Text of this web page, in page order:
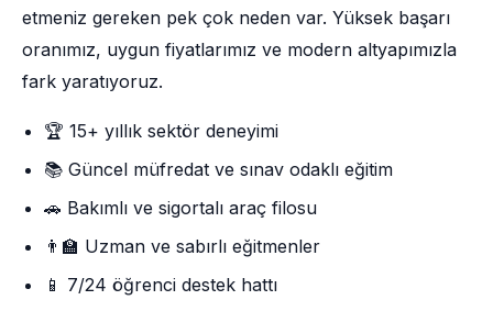
etmeniz gereken pek çok neden var. Yüksek başarı
oranımız, uygun fiyatlarımız ve modern altyapımızla
fark yaratıyoruz.
🏆 15+ yıllık sektör deneyimi
📚 Güncel müfredat ve sınav odaklı eğitim
🚗 Bakımlı ve sigortalı araç filosu
👨‍🏫 Uzman ve sabırlı eğitmenler
📱 7/24 öğrenci destek hattı